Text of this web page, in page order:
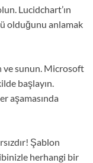
Lucidchart’ın
olduğunu anlamak
ve sunun. Microsoft
başlayın.
aşamasında
Şablon
herhangi bir